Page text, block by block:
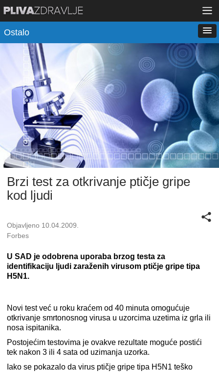
Ostalo
Brzi test za otkrivanje ptičje gripe
kod ljudi
Objavljeno 10.04.2009.
Forbes
U SAD je odobrena uporaba brzog testa za
identifikaciju ljudi zaraženih virusom ptičje gripe tipa
H5N1.
Novi test već u roku kraćem od 40 minuta omogućuje
otkrivanje smrtonosnog virusa u uzorcima uzetima iz grla ili
nosa ispitanika.
Postojećim testovima je ovakve rezultate moguće postići
tek nakon 3 ili 4 sata od uzimanja uzorka.
Iako se pokazalo da virus ptičje gripe tipa H5N1 teško